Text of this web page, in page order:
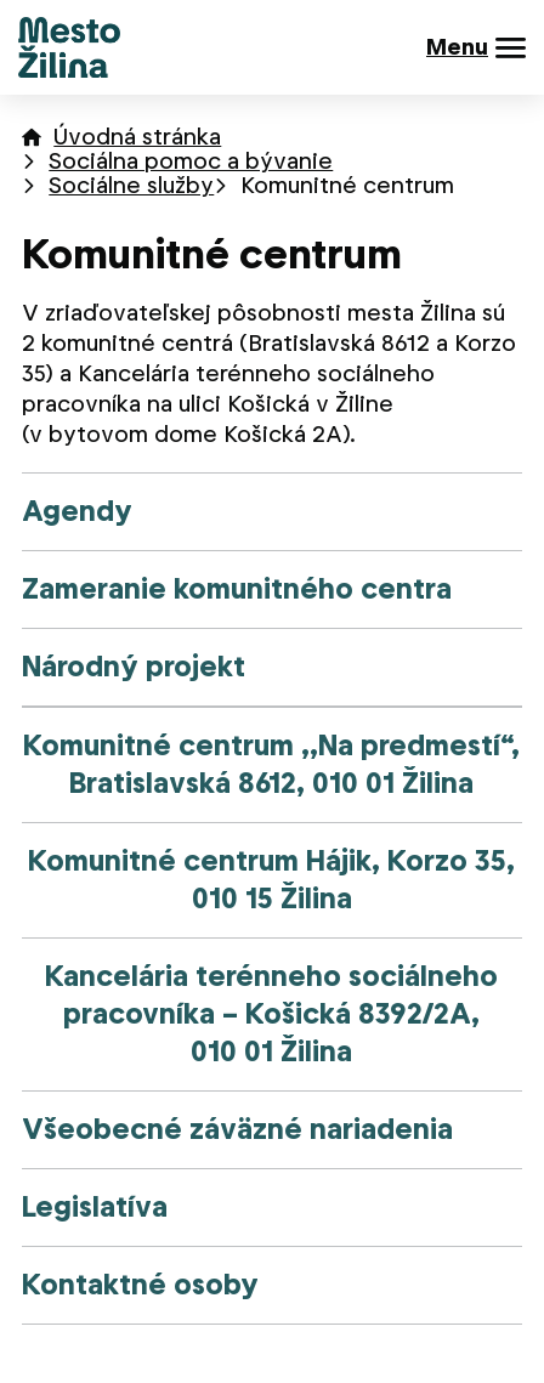
Menu
Úvodná stránka
Sociálna pomoc a bývanie
Sociálne služby
Komunitné centrum
Komunitné centrum
V zriaďovateľskej pôsobnosti mesta Žilina sú
2 komunitné centrá (Bratislavská 8612 a Korzo
35) a Kancelária terénneho sociálneho
pracovníka na ulici Košická v Žiline
(v bytovom dome Košická 2A).
Agendy
Zameranie komunitného centra
Národný projekt
Komunitné centrum ,,Na predmestí“,
Bratislavská 8612, 010 01 Žilina
Komunitné centrum Hájik, Korzo 35,
010 15 Žilina
Kancelária terénneho sociálneho
pracovníka – Košická 8392/2A,
010 01 Žilina
Všeobecné záväzné nariadenia
Legislatíva
Kontaktné osoby